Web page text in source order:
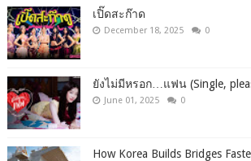
เปิ๊ดสะก๊าด
December 18, 2025 0
ยังไม่มีหรอก…แฟน (Single,
June 01, 2025 0
How Korea Builds Bridges